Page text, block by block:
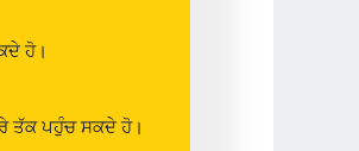
ਹੋ।
ਤੱਕ ਪਹੁੰਚ ਸਕਦੇ ਹੋ।